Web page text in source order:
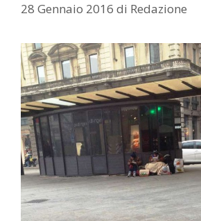
28 Gennaio 2016 di Redazione